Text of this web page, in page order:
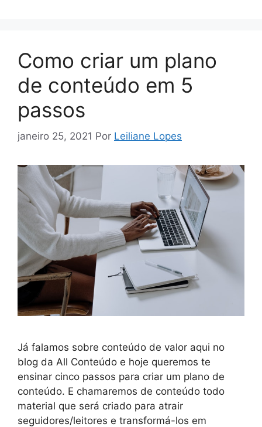
Como criar um plano
de conteúdo em 5
passos
janeiro 25, 2021 Por Leiliane Lopes
Já falamos sobre conteúdo de valor aqui no
blog da All Conteúdo e hoje queremos te
ensinar cinco passos para criar um plano de
conteúdo. E chamaremos de conteúdo todo
material que será criado para atrair
seguidores/leitores e transformá-los em